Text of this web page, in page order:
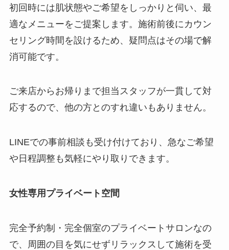
初回時には肌状態やご希望をしっかりと伺い、最
適なメニューをご提案します。施術前後にカウン
セリング時間を設けるため、疑問点はその場で解
消可能です。
ご来店からお帰りまで担当スタッフが一貫して対
応するので、他の方とのすれ違いもありません。
LINEでの事前相談も受け付けており、急なご希望
や日程調整も気軽にやり取りできます。
女性専用プライベート空間
完全予約制・完全個室のプライベートサロンなの
で、周囲の目を気にせずリラックスして施術を受